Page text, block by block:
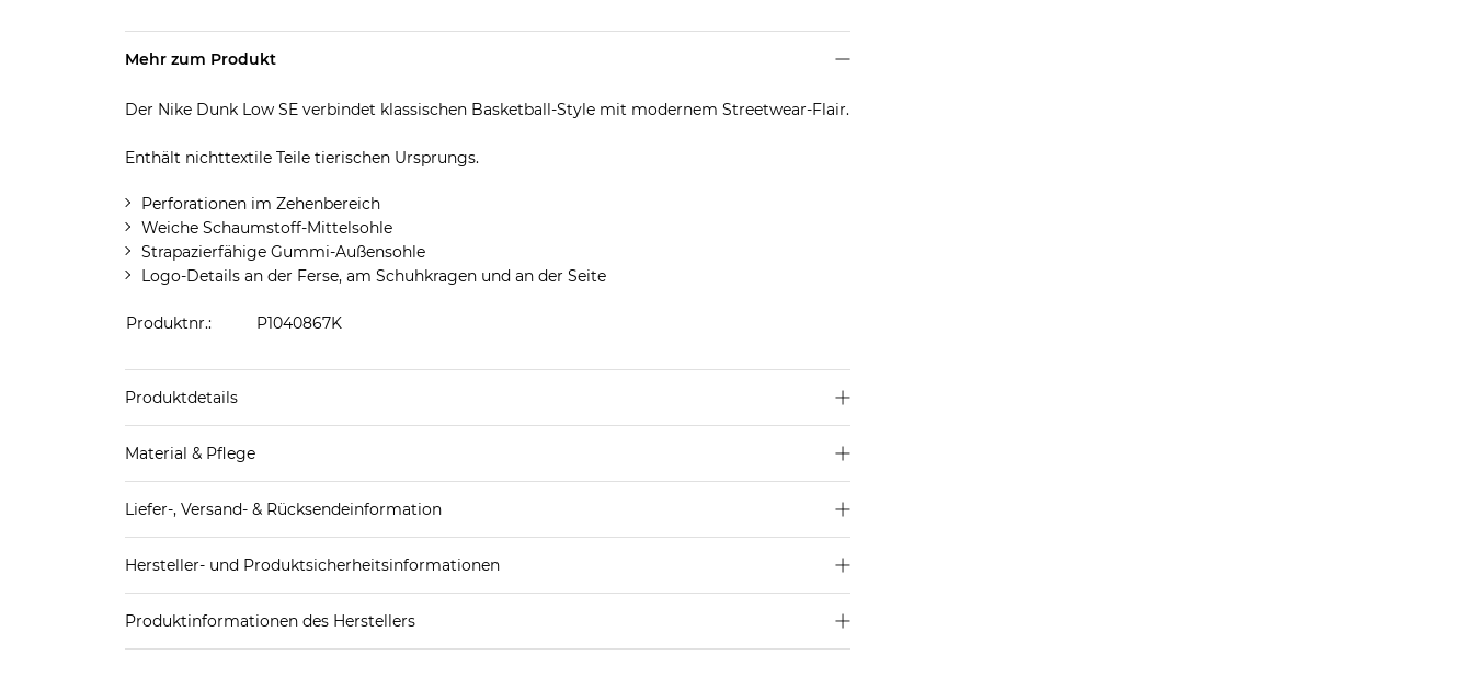
Mehr zum Produkt
Der Nike Dunk Low SE verbindet klassischen Basketball-Style mit modernem Streetwear-Flair.
Enthält nichttextile Teile tierischen Ursprungs.
Perforationen im Zehenbereich
Weiche Schaumstoff-Mittelsohle
Strapazierfähige Gummi-Außensohle
Logo-Details an der Ferse, am Schuhkragen und an der Seite
Produktnr.: P1040867K
Produktdetails
Material & Pflege
Futter Schuhe: Textil
Laufsohle: Sonstiges Material (Kunststoff)
Obermaterial Schuhe: Leder
Liefer-, Versand- & Rücksendeinformation
Spedition
Hersteller- und Produktsicherheitsinformationen
Nike European
Produktinformationen des Herstellers